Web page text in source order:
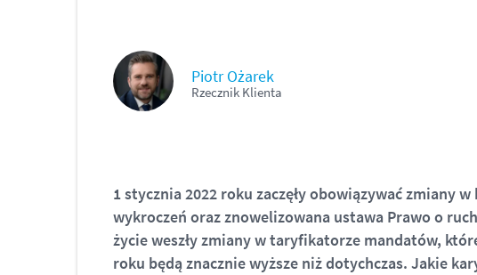
Piotr Ożarek
Rzecznik Klienta
1 stycznia 2022 roku zaczęły obowiązywać zmiany w
wykroczeń oraz znowelizowana ustawa Prawo o
życie weszły zmiany w taryfikatorze mandatów,
roku będą znacznie wyższe niż dotychczas. Jakie